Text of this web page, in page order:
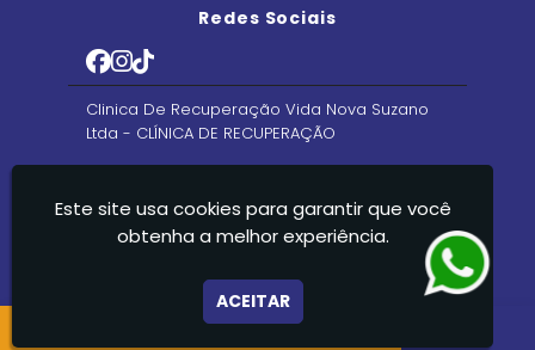
Redes Sociais
Clinica De Recuperação Vida Nova Suzano
Ltda - CLÍNICA DE RECUPERAÇÃO
Este site usa cookies para garantir que você
obtenha a melhor experiência.
ACEITAR